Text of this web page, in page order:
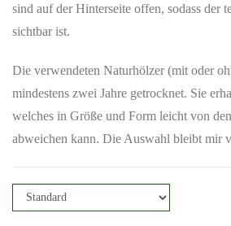
sind auf der Hinterseite offen, sodass der
sichtbar ist.
Die verwendeten Naturhölzer (mit oder
mindestens zwei Jahre getrocknet. Sie
welches in Größe und Form leicht von
abweichen kann. Die Auswahl bleibt mir